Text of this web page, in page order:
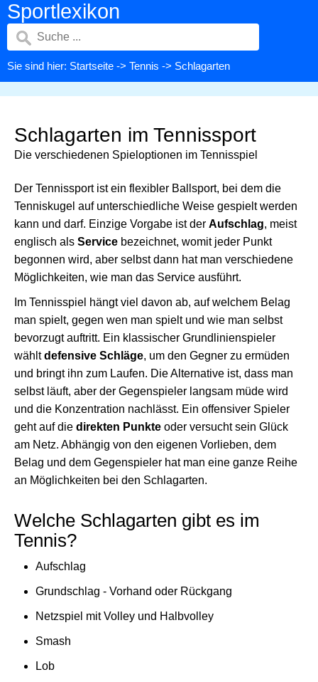
Sportlexikon
Sie sind hier: Startseite -> Tennis -> Schlagarten
Schlagarten im Tennissport
Die verschiedenen Spieloptionen im Tennisspiel
Der Tennissport ist ein flexibler Ballsport, bei dem die
Tenniskugel auf unterschiedliche Weise gespielt werden
kann und darf. Einzige Vorgabe ist der Aufschlag, meist
englisch als Service bezeichnet, womit jeder Punkt
begonnen wird, aber selbst dann hat man verschiedene
Möglichkeiten, wie man das Service ausführt.
Im Tennisspiel hängt viel davon ab, auf welchem Belag
man spielt, gegen wen man spielt und wie man selbst
bevorzugt auftritt. Ein klassischer Grundlinienspieler
wähltdefensive Schläge, um den Gegner zu ermüden
und bringt ihn zum Laufen. Die Alternative ist, dass man
selbst läuft, aber der Gegenspieler langsam müde wird
und die Konzentration nachlässt. Ein offensiver Spieler
geht auf die direkten Punkte oder versucht sein Glück
am Netz. Abhängig von den eigenen Vorlieben, dem
Belag und dem Gegenspieler hat man eine ganze Reihe
an Möglichkeiten bei den Schlagarten.
Welche Schlagarten gibt es im
Tennis?
Aufschlag
Grundschlag - Vorhand oder Rückgang
Netzspiel mit Volley und Halbvolley
Smash
Lob